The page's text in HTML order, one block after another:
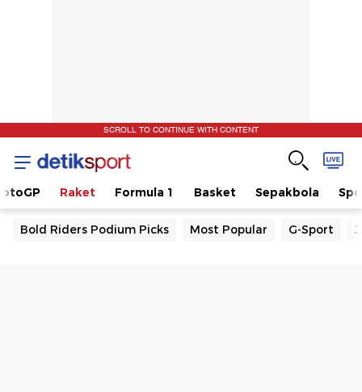
SCROLL TO CONTINUE WITH CONTENT
Raket Formula 1 Basket Sepakbola
Bold Riders Podium Picks Most Popular G-Sport